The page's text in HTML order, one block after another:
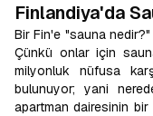
Finlandiya'da
Bir Fin'e "sauna
Çünkü onlar için
milyonluk nüfusa
bulunuyor; yani
apartman dairesinin